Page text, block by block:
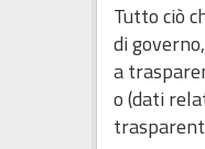
Tutto ciò
di
a
o (dati